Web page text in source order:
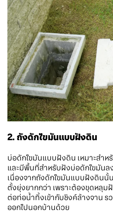
2. ถังดักไขมันแบบฝังดิน
บ่อดักไขมันแบบฝังดิน เหมาะสำ
และมีพื้นที่สำหรับฝังบ่อดักไขมัน
เนื่องจากถังดักไขมันแบบฝังดิน
ตั้งยุ่งยากกว่า เพราะต้องขุดหลุม
ต่อท่อน้ำทิ้งเข้ากับซิงค์ล้างจาน
ออกไปนอกบ้านด้วย